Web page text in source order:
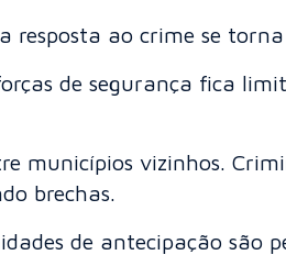
resposta ao crime se
de segurança fica
municípios vizinhos.
brechas.
de antecipação são